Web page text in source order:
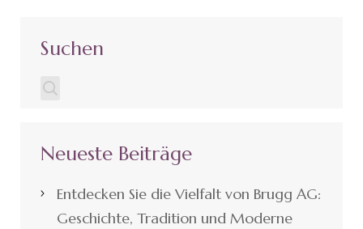
Suchen
Neueste Beiträge
Entdecken Sie die Vielfalt von Brugg AG:
Geschichte, Tradition und Moderne